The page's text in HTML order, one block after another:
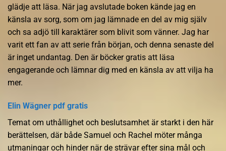
glädje att läsa. När jag avslutade boken kände jag en
känsla av sorg, som om jag lämnade en del av mig själv
och sa adjö till karaktärer som blivit som vänner. Jag har
varit ett fan av att serie från början, och denna senaste del
är inget undantag. Den är böcker gratis att läsa
engagerande och lämnar dig med en känsla av att vilja ha
mer.
Elin Wägner pdf gratis
Temat om uthållighet och beslutsamhet är starkt i den här
berättelsen, där både Samuel och Rachel möter många
utmaningar och hinder när de strävar efter sina mål och